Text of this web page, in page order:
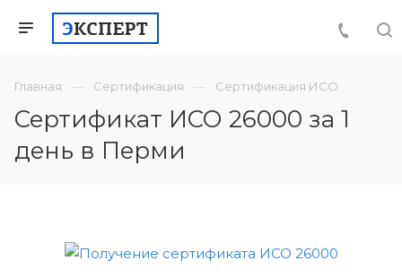
Главная Сертификация Сертификация ИСО
Сертификат ИСО 26000 за 1
день в Перми